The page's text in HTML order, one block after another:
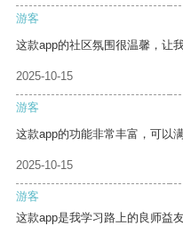
游客
这款app的社区氛围很温馨，让
2025-10-15
游客
这款app的功能非常丰富，可以
2025-10-15
游客
这款app是我学习路上的良师益